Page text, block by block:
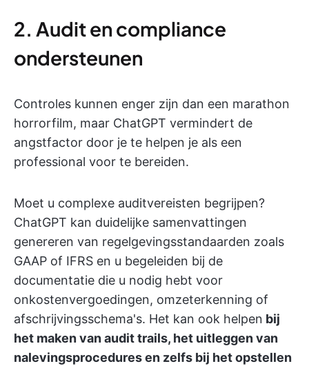
2. Audit en compliance
ondersteunen
Controles kunnen enger zijn dan een marathon
horrorfilm, maar ChatGPT vermindert de
angstfactor door je te helpen je als een
professional voor te bereiden.
Moet u complexe auditvereisten begrijpen?
ChatGPT kan duidelijke samenvattingen
genereren van regelgevingsstandaarden zoals
GAAP of IFRS en u begeleiden bij de
documentatie die u nodig hebt voor
onkostenvergoedingen, omzeterkenning of
afschrijvingsschema's. Het kan ook helpen bij
het maken van audit trails, het uitleggen van
nalevingsprocedures en zelfs bij het opstellen